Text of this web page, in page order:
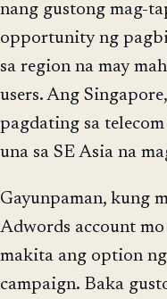
nang gustong mag-
opportunity ng
sa region na may
users. Ang
pagdating sa
una sa SE Asia na
Gayunpaman, kung
Adwords account
makita ang option
campaign. Baka